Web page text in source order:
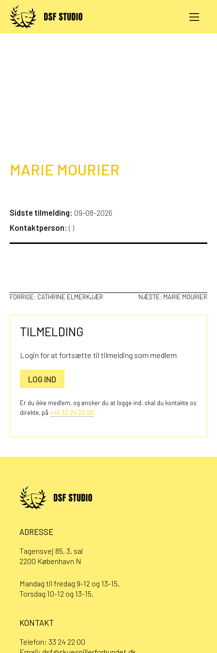
Skip
content
MARIE MOURIER
Sidste tilmelding: 09-08-2026
Kontaktperson: ( )
INDLÆGSNAVIGATION
FORRIGE: CATHRINE ELMERKJÆR NÆSTE: MARIE MOURIER
TILMELDING
Login for at fortsætte til tilmelding som medlem
LOG IND
Er du ikke medlem, og ønsker du at logge ind, skal du kontakte os
direkte, på +45 33 24 22 00
ADRESSE
Tagensvej 85, 3. sal
2200 København N
Mandag til fredag 9-12 og 13-15.
Torsdag 10-12 og 13-15.
KONTAKT
Telefon: 33 24 22 00